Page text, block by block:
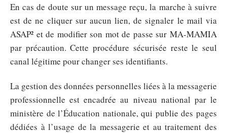
En cas de doute sur un message reçu, la marche à suivre
est de ne cliquer sur aucun lien, de signaler le mail via
ASAP² et de modifier son mot de passe sur MA-MAMIA
par précaution. Cette procédure sécurisée reste le seul
canal légitime pour changer ses identifiants.
La gestion des données personnelles liées à la messagerie
professionnelle est encadrée au niveau national par le
ministère de l’Éducation nationale, qui publie des pages
dédiées à l’usage de la messagerie et au traitement des